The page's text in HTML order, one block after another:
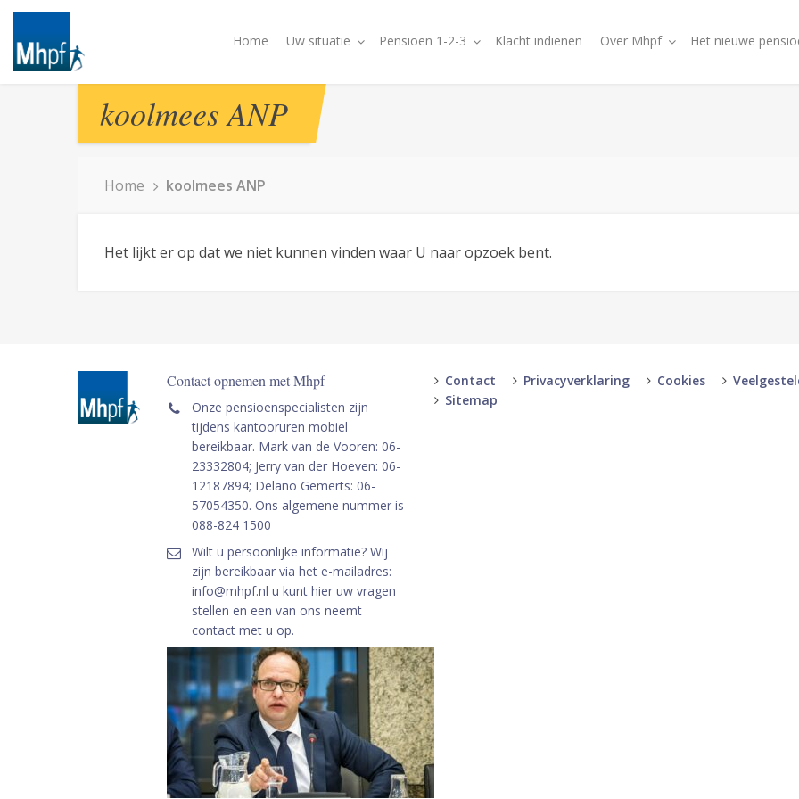
Home Uw situatie Pensioen 1-2-3 Klacht indienen Over Mhpf Het nieuwe
koolmees ANP
Home koolmees ANP
Het lijkt er op dat we niet kunnen vinden waar U naar opzoek bent.
Contact opnemen met Mhpf
Onze pensioenspecialisten zijn
tijdens kantooruren mobiel
bereikbaar. Mark van de Vooren: 06-
23332804; Jerry van der Hoeven: 06-
12187894; Delano Gemerts: 06-
57054350. Ons algemene nummer is
088-824 1500
Wilt u persoonlijke informatie? Wij
zijn bereikbaar via het e-mailadres:
info@mhpf.nl u kunt hier uw vragen
stellen en een van ons neemt
contact met u op.
Contact Privacyverklaring Cookies
Sitemap